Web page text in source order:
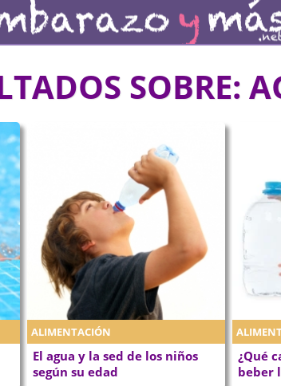
SOBRE:
ALIMENTACIÓN
El agua y la sed de los niños
según su edad
¿Qué
beber